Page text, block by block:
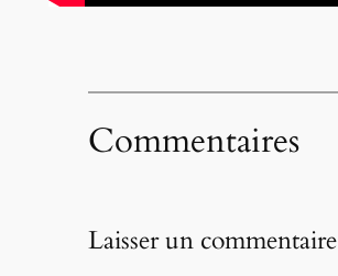
Commentaires
Laisser un commentaire